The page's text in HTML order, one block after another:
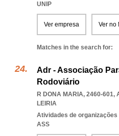
UNIP
Ver empresa Ver no
Matches in the search for:
Adr - Associação
Rodoviário
R DONA MARIA, 2460-601,
LEIRIA
Atividades de
ASS